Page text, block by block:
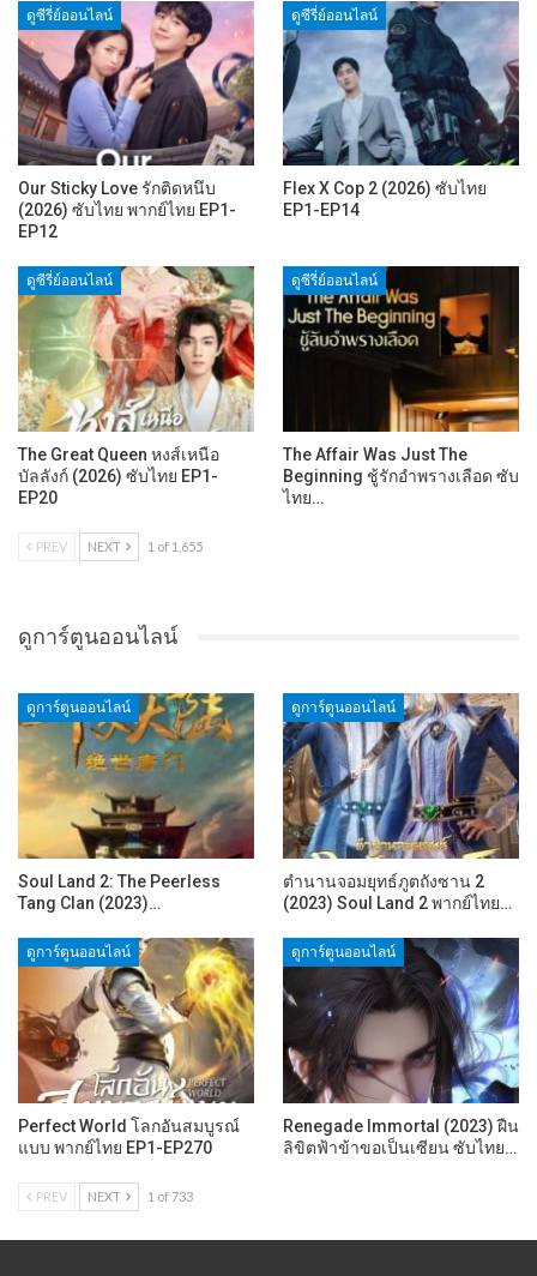
ดูซีรี่ย์ออนไลน์
Our Sticky Love รักติดหนึบ
(2026) ซับไทย พากย์ไทย EP1-
EP12
ดูซีรี่ย์ออนไลน์
Flex X Cop 2 (2026) ซับไทย
EP1-EP14
ดูซีรี่ย์ออนไลน์
The Great Queen หงส์เหนือ
บัลลังก์ (2026) ซับไทย EP1-
EP20
ดูซีรี่ย์ออนไลน์
The Affair Was Just The
Beginning ชู้รักอำพรางเลือด ซับ
ไทย…
PREV NEXT 1 of 1,655
ดูการ์ตูนออนไลน์
ดูการ์ตูนออนไลน์
Soul Land 2: The Peerless
Tang Clan (2023)…
ดูการ์ตูนออนไลน์
ตำนานจอมยุทธ์ภูตถังซาน 2
(2023) Soul Land 2 พากย์ไทย…
ดูการ์ตูนออนไลน์
Perfect World โลกอันสมบูรณ์
แบบ พากย์ไทย EP1-EP270
ดูการ์ตูนออนไลน์
Renegade Immortal (2023) ฝืน
ลิขิตฟ้าข้าขอเป็นเซียน ซับไทย…
PREV NEXT 1 of 733